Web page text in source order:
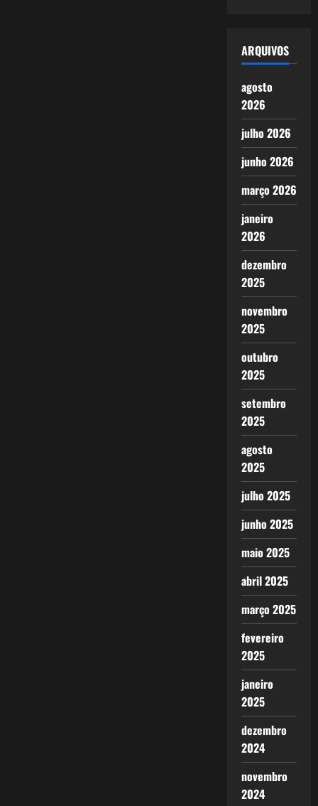
ARQUIVOS
agosto
2026
julho 2026
junho 2026
março 2026
janeiro
2026
dezembro
2025
novembro
2025
outubro
2025
setembro
2025
agosto
2025
julho 2025
junho 2025
maio 2025
abril 2025
março 2025
fevereiro
2025
janeiro
2025
dezembro
2024
novembro
2024